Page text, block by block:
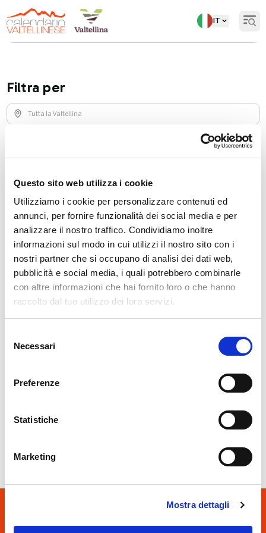
Questo sito web utilizza i cookie
Utilizziamo i cookie per personalizzare contenuti ed
annunci, per fornire funzionalità dei social media e per
analizzare il nostro traffico. Condividiamo inoltre
informazioni sul modo in cui utilizzi il nostro sito con i
nostri partner che si occupano di analisi dei dati web,
pubblicità e social media, i quali potrebbero combinarle
con altre informazioni che hai fornito loro o che hanno
raccolto dal tuo utilizzo dei loro servizi.
delNecessari
Preferenze
Statistiche
Marketing
Mostra dettagli
IT
Torna indietro Centri sportivi benessere
Filtra per
Aziende 1 Associazioni 7
Bed &
breakfast
e alloggi
4
Agriturismi
ristoranti
e bar
Centri sportivi e benessere
Aquagranda Livigno
ASD Caspoggio